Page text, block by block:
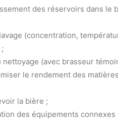
des réservoirs dans le
(concentration,
(avec brasseur
le rendement des
la bière ;
des équipements